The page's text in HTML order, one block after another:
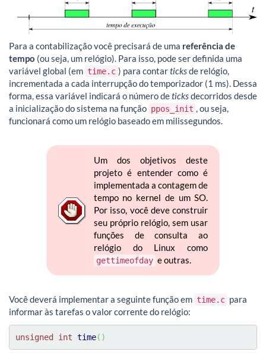
Para a contabilização você precisará de uma referência de
tempo (ou seja, um relógio). Para isso, pode ser definida uma
variável global (em time.c ) para contarticksde relógio,
incrementada a cada interrupção do temporizador (1 ms). Dessa
forma, essa variável indicará o número deticksdecorridos desde
a inicialização do sistema na função ppos_init , ou seja,
funcionará como um relógio baseado em milissegundos.
Um dos objetivos deste
projeto é entender como é
implementada a contagem de
tempo no kernel de um SO.
Por isso, você deve construir
seu próprio relógio, sem usar
funções de consulta ao
relógio do Linux como
gettimeofday e outras.
Você deverá implementar a seguinte função em time.c para
informar às tarefas o valor corrente do relógio:
unsigned int time( )